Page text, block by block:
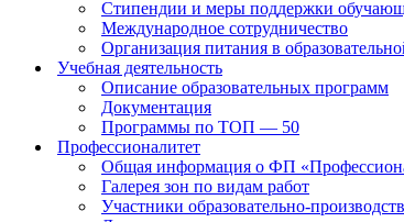
Стипендии и меры поддержки
Международное сотрудничество
Организация питания в
Учебная деятельность
Описание образовательных программ
Документация
Программы по ТОП — 50
Профессионалитет
Общая информация о ФП
Галерея зон по видам работ
Участники образовательно-